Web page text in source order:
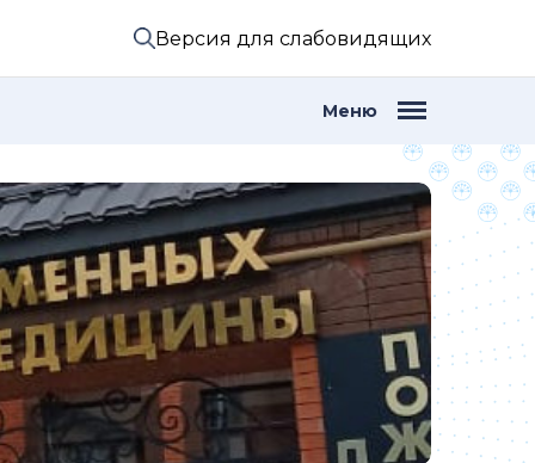
Версия для слабовидящих
Меню